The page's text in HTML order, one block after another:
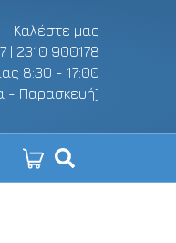
Καλέστε μας
| 2310 900178
8:30 - 17:00
- Παρασκευή)